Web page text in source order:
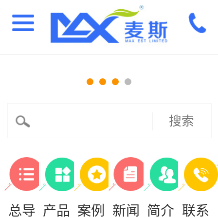
搜索
总导 产品 案例 新闻 简介 联系